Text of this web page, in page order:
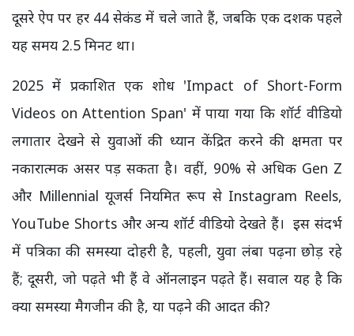
दूसरे ऐप पर हर 44 सेकंड में चले जाते हैं, जबकि एक दशक पहले
यह समय 2.5 मिनट था।
2025 में प्रकाशित एक शोध 'Impact of Short-Form
Videos on Attention Span' में पाया गया कि शॉर्ट वीडियो
लगातार देखने से युवाओं की ध्यान केंद्रित करने की क्षमता पर
नकारात्मक असर पड़ सकता है। वहीं, 90% से अधिक Gen Z
और Millennial यूजर्स नियमित रूप से Instagram Reels,
YouTube Shorts और अन्य शॉर्ट वीडियो देखते हैं।इस संदर्भ
में पत्रिका की समस्या दोहरी है, पहली, युवा लंबा पढ़ना छोड़ रहे
हैं; दूसरी, जो पढ़ते भी हैं वे ऑनलाइन पढ़ते हैं। सवाल यह है कि
क्या समस्या मैगजीन की है, या पढ़ने की आदत की?